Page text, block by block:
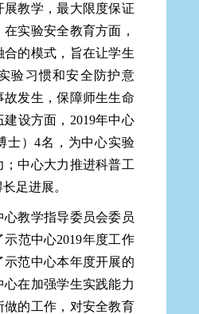
展教学，最大限度保证
实验安全教育方面，
合的模式，旨在让学生
验习惯和安全防护意
故发生，保障师生生命
设方面，2019年中心
士）4名，为中心实验
；中心大力推进科普工
足进展。
教学指导委员会委员
范中心2019年度工作
示范中心本年度开展的
心在加强学生实践能力
做的工作，对安全教育